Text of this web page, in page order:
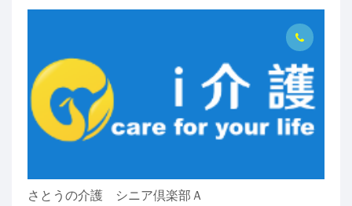
さとうの介護 シニア倶楽部Ａ